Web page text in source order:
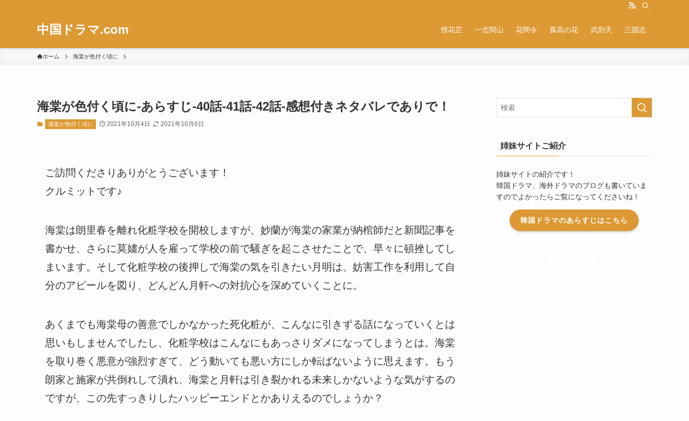
中国ドラマ.com 惜花芷 一念関山 花間令 孤高の花 武則天 三国志
ホーム 海棠が色付く頃に
海棠が色付く頃に-あらすじ-40話-41話-42話-感想付きネタバレでありで！
海棠が色付く頃に 2021年10月4日 2021年10月6日
ご訪問くださりありがとうございます！
クルミットです♪
海棠は朗里春を離れ化粧学校を開校しますが、妙蘭が海棠の家業が納棺師だと新聞記事を
書かせ、さらに莫嫿が人を雇って学校の前で騒ぎを起こさせたことで、早々に頓挫してし
まいます。そして化粧学校の後押しで海棠の気を引きたい月明は、妨害工作を利用して自
分のアピールを図り、どんどん月軒への対抗心を深めていくことに。
あくまでも海棠母の善意でしかなかった死化粧が、こんなに引きずる話になっていくとは
思いもしませんでしたし、化粧学校はこんなにもあっさりダメになってしまうとは。海棠
を取り巻く悪意が強烈すぎて、どう動いても悪い方にしか転ばないように思えます。もう
朗家と施家が共倒れして潰れ、海棠と月軒は引き裂かれる未来しかないような気がするの
ですが、この先すっきりしたハッピーエンドとかありえるのでしょうか？
姉妹サイトご紹介
姉妹サイトの紹介です！
韓国ドラマ、海外ドラマのブログも書いていま
すのでよかったらご覧になってくださいね！
韓国ドラマのあらすじはこちら